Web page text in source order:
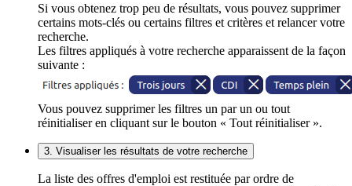
Si vous obtenez trop peu de résultats, vous pouvez supprimer
certains mots-clés ou certains filtres et critères et relancer votre
recherche.
Les filtres appliqués à votre recherche apparaissent de la façon
suivante :
Vous pouvez supprimer les filtres un par un ou tout
réinitialiser en cliquant sur le bouton « Tout réinitialiser ».
3. Visualiser les résultats de votre recherche
La liste des offres d'emploi est restituée par ordre de